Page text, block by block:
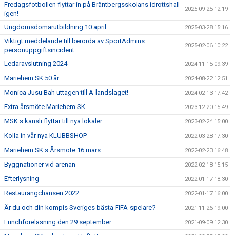
Fredagsfotbollen flyttar in på Bräntbergsskolans idrottshall
igen!
2025-09-25 12:19
Ungdomsdomarutbildning 10 april 2025-03-28 15:16
Viktigt meddelande till berörda av SportAdmins
personuppgiftsincident.
2025-02-06 10:22
Ledaravslutning 2024 2024-11-15 09:39
Mariehem SK 50 år 2024-08-22 12:51
Monica Jusu Bah uttagen till A-landslaget! 2024-02-13 17:42
Extra årsmöte Mariehem SK 2023-12-20 15:49
MSK:s kansli flyttar till nya lokaler 2023-02-24 15:00
Kolla in vår nya KLUBBSHOP 2022-03-28 17:30
Mariehem SK:s Årsmöte 16 mars 2022-02-23 16:48
Byggnationer vid arenan 2022-02-18 15:15
Efterlysning 2022-01-17 18:30
Restaurangchansen 2022 2022-01-17 16:00
Är du och din kompis Sveriges bästa FIFA-spelare? 2021-11-26 19:00
Lunchföreläsning den 29 september 2021-09-09 12:30